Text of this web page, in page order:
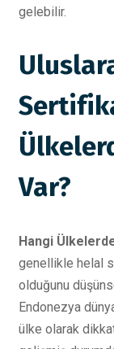
gelebilir.
Var?
Hangi
genellikle helal
olduğunu
Endonezya
ülke olarak